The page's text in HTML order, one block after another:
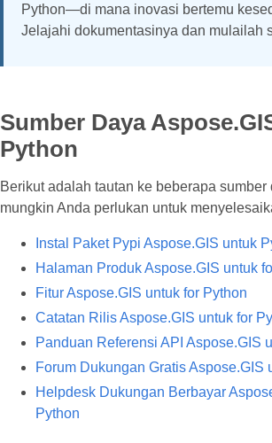
Python—di mana inovasi bertemu
Jelajahi dokumentasinya dan mulailah
Sumber Daya
Python
Berikut adalah tautan ke beberapa
mungkin Anda perlukan untuk
Instal Paket Pypi Aspose.GIS untuk
Halaman Produk Aspose.GIS untuk
Fitur Aspose.GIS untuk for Python
Catatan Rilis Aspose.GIS untuk for
Panduan Referensi API Aspose.GIS
Forum Dukungan Gratis Aspose.GIS
Helpdesk Dukungan Berbayar
Python